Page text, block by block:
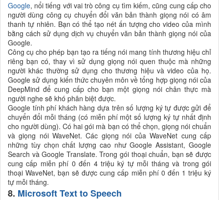
Google, nổi tiếng với vai trò công cụ tìm kiếm, cũng cung cấp cho
người dùng công cụ chuyển đổi văn bản thành giọng nói có âm
thanh tự nhiên. Bạn có thể tạo nét ấn tượng cho video của mình
bằng cách sử dụng dịch vụ chuyển văn bản thành giọng nói của
Google.
Công cụ cho phép bạn tạo ra tiếng nói mang tính thương hiệu chỉ
riêng bạn có, thay vì sử dụng giọng nói quen thuộc mà những
người khác thường sử dụng cho thương hiệu và video của họ.
Google sử dụng kiến ​​thức chuyên môn về tổng hợp giọng nói của
DeepMind để cung cấp cho bạn một giọng nói chân thực mà
người nghe sẽ khó phân biệt được.
Google tính phí khách hàng dựa trên số lượng ký tự được gửi để
chuyển đổi mỗi tháng (có miễn phí một số lượng ký tự nhất định
cho người dùng). Có hai gói mà bạn có thể chọn, giọng nói chuẩn
và giọng nói WaveNet. Các giọng nói của WaveNet cung cấp
những tùy chọn chất lượng cao như Google Assistant, Google
Search và Google Translate. Trong gói thoại chuẩn, bạn sẽ được
cung cấp miễn phí 0 đến 4 triệu ký tự mỗi tháng và trong gói
thoại WaveNet, bạn sẽ được cung cấp miễn phí 0 đến 1 triệu ký
tự mỗi tháng.
8. Microsoft Text to Speech